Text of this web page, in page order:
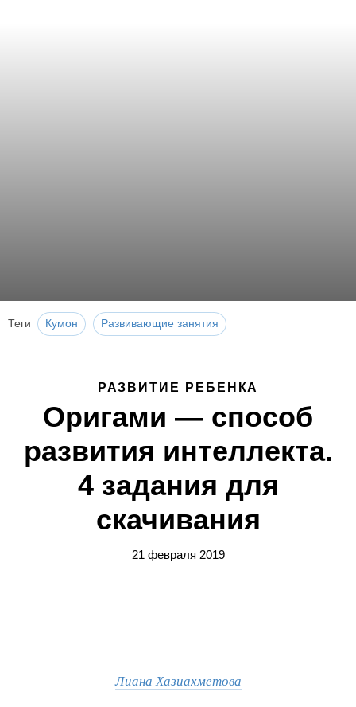
Теги Кумон Развивающие занятия
РАЗВИТИЕ РЕБЕНКА
Оригами — способ
развития интеллекта.
4 задания для
скачивания
21 февраля 2019
Лиана Хазиахметова